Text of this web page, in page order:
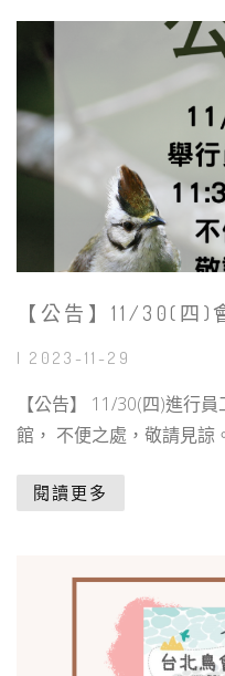
【公告】11/30(四)
| 2023-11-29
【公告】 11/30(四)進行
館， 不便之處，敬請見諒
閱讀更多